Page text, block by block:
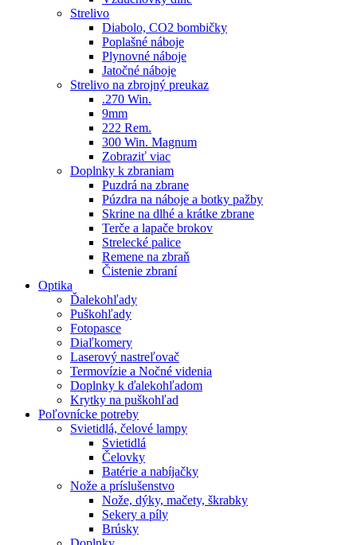
Strelivo
Diabolo, CO2 bombičky
Poplašné náboje
Plynovné náboje
Jatočné náboje
Strelivo na zbrojný preukaz
.270 Win.
9mm
222 Rem.
300 Win. Magnum
Zobraziť viac
Doplnky k zbraniam
Puzdrá na zbrane
Púzdra na náboje a botky pažby
Skrine na dlhé a krátke zbrane
Terče a lapače brokov
Strelecké palice
Remene na zbraň
Čistenie zbraní
Optika
Ďalekohľady
Puškohľady
Fotopasce
Diaľkomery
Laserový nastreľovač
Termovízie a Nočné videnia
Doplnky k ďalekohľadom
Krytky na puškohľad
Poľovnícke potreby
Svietidlá, čelové lampy
Svietidlá
Čelovky
Batérie a nabíjačky
Nože a príslušenstvo
Nože, dýky, mačety, škrabky
Sekery a píly
Brúsky